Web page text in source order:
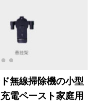
無線掃除機の小型
電ペースト家庭用